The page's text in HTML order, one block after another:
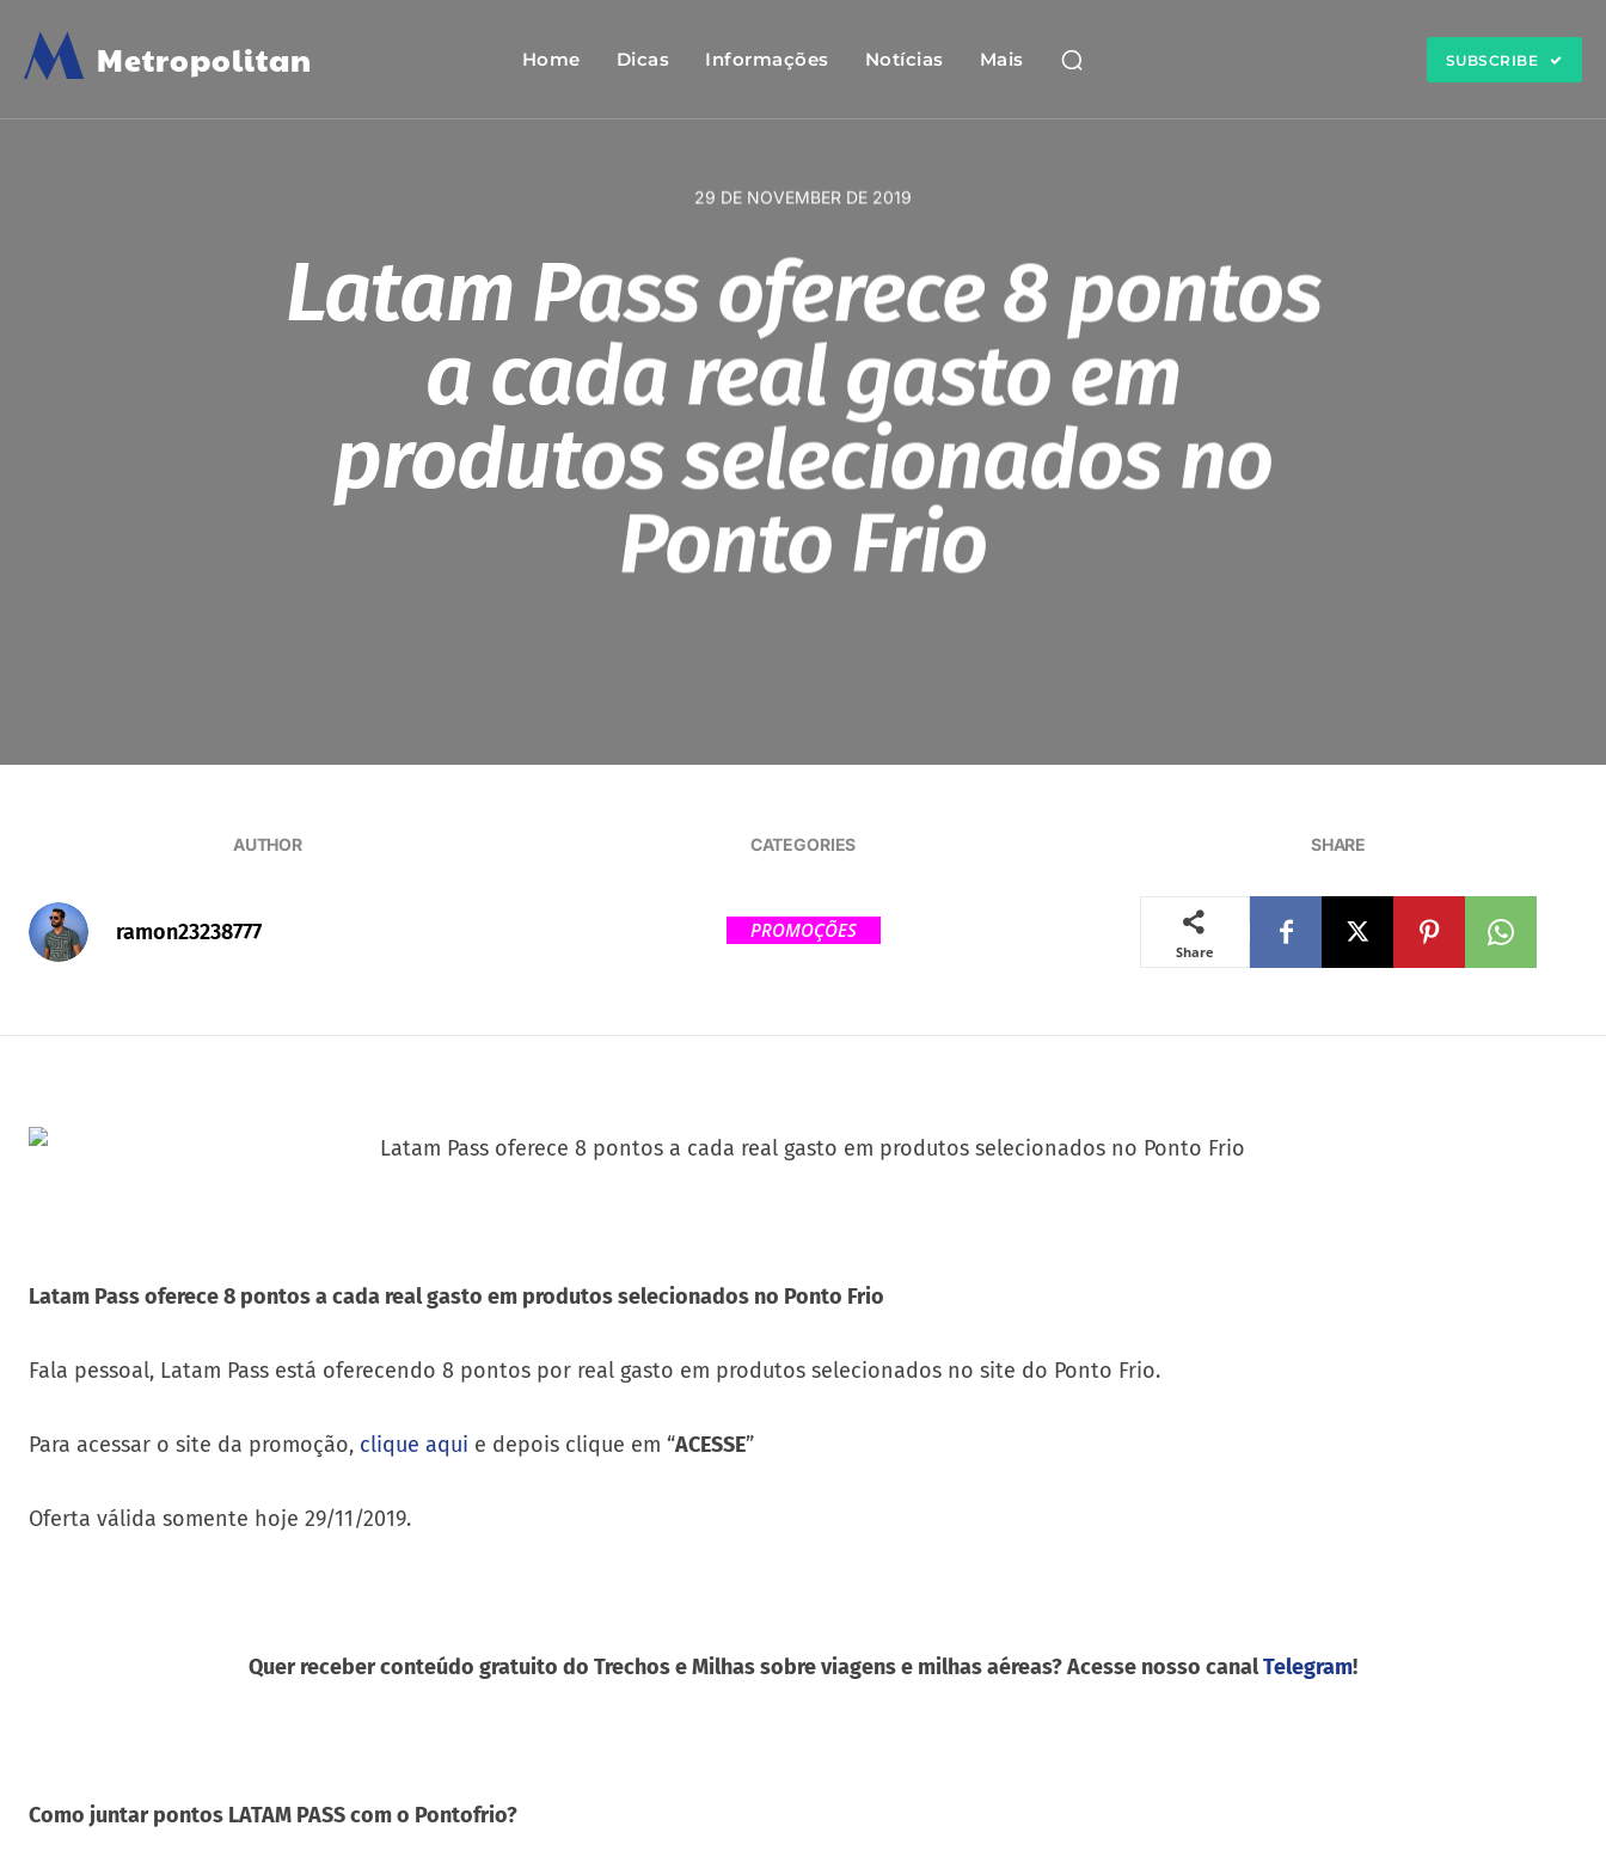
M Metropolitan Home Dicas Informações Notícias Mais SUBSCRIBE
29 DE NOVEMBER DE 2019
Latam Pass oferece 8 pontos
a cada real gasto em
produtos selecionados no
Ponto Frio
AUTHOR
ramon23238777
CATEGORIES
PROMOÇÕES
SHARE
Share
Latam Pass oferece 8 pontos a cada real gasto em produtos selecionados no Ponto Frio
Fala pessoal, Latam Pass está oferecendo 8 pontos por real gasto em produtos selecionados no site do Ponto Frio.
Para acessar o site da promoção, clique aqui e depois clique em “ACESSE”
Oferta válida somente hoje 29/11/2019.
Quer receber conteúdo gratuito do Trechos e Milhas sobre viagens e milhas aéreas? Acesse nosso canalTelegram!
Como juntar pontos LATAM PASS com o Pontofrio?